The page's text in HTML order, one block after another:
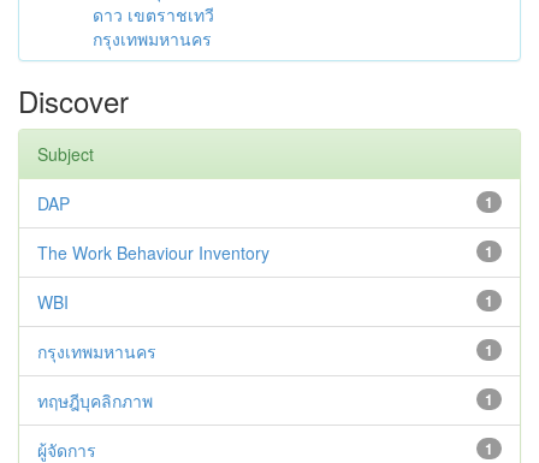
ดาว เขตราชเทวี
กรุงเทพมหานคร
Discover
Subject
1
DAP
1
The Work Behaviour Inventory
1
WBI
1
กรุงเทพมหานคร
1
ทฤษฎีบุคลิกภาพ
1
ผู้จัดการ